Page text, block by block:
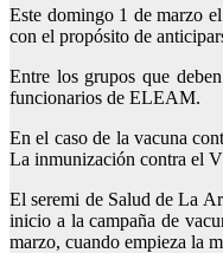
Este domingo 1 de marzo
con el propósito de
Entre los grupos que
funcionarios de ELEAM.
En el caso de la vacuna
La inmunización contra el
El seremi de Salud de La
inicio a la campaña de
marzo, cuando empieza la